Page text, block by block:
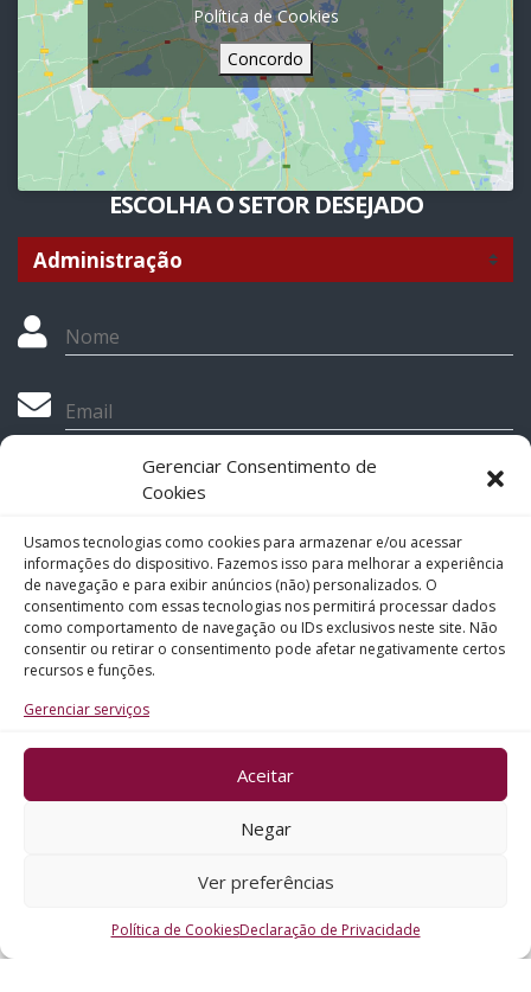
Gerenciar Consentimento de
Cookies
Usamos tecnologias como cookies para armazenar e/ou acessar
informações do dispositivo. Fazemos isso para melhorar a experiência
de navegação e para exibir anúncios (não) personalizados. O
consentimento com essas tecnologias nos permitirá processar dados
como comportamento de navegação ou IDs exclusivos neste site. Não
consentir ou retirar o consentimento pode afetar negativamente certos
recursos e funções.
Gerenciar serviços
Aceitar
Negar
Ver preferências
Política de CookiesDeclaração de Privacidade
Política de Cookies
Concordo
ESCOLHA O SETOR DESEJADO
Nome
Email
Telefone
Assunto
Mensagem